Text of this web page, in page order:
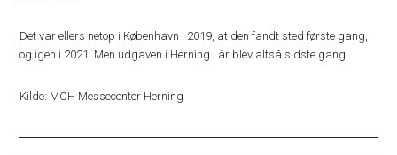
Det var ellers netop i København i 2019, at den fandt sted første gang,
og igen i 2021. Men udgaven i Herning i år blev altså sidste gang.
Kilde: MCH Messecenter Herning